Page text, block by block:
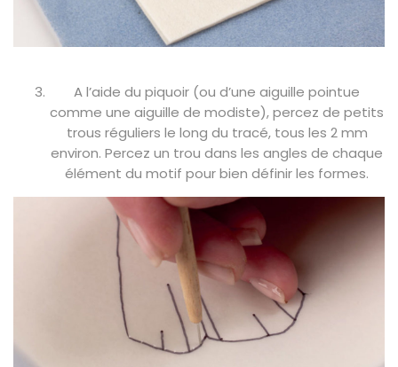
A l’aide du piquoir (ou d’une aiguille pointue
comme une aiguille de modiste), percez de petits
trous réguliers le long du tracé, tous les 2 mm
environ. Percez un trou dans les angles de chaque
élément du motif pour bien définir les formes.